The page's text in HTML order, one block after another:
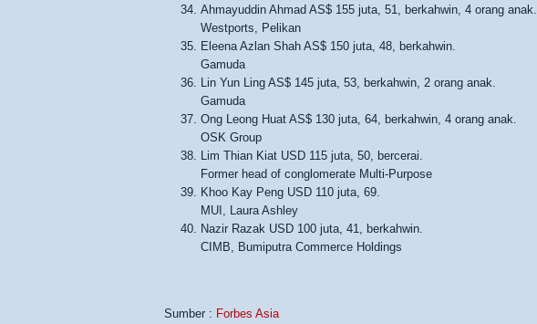
Ahmayuddin Ahmad AS$ 155 juta, 51, berkahwin, 4 orang anak.
Westports, Pelikan
Eleena Azlan Shah AS$ 150 juta, 48, berkahwin.
Gamuda
Lin Yun Ling AS$ 145 juta, 53, berkahwin, 2 orang anak.
Gamuda
Ong Leong Huat AS$ 130 juta, 64, berkahwin, 4 orang anak.
OSK Group
Lim Thian Kiat USD 115 juta, 50, bercerai.
Former head of conglomerate Multi-Purpose
Khoo Kay Peng USD 110 juta, 69.
MUI, Laura Ashley
Nazir Razak USD 100 juta, 41, berkahwin.
CIMB, Bumiputra Commerce Holdings
Sumber : Forbes Asia